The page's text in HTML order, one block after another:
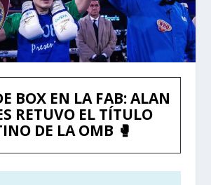
BOX EN LA FAB: ALAN
RETUVO EL TÍTULO
DE LA OMB 🥊